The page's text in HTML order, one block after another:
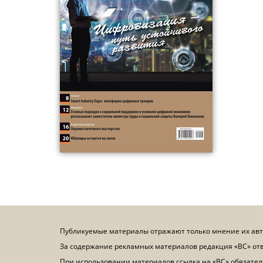
Публикуемые материалы отражают только мнение их
За содержание рекламных материалов редакция «ВС»